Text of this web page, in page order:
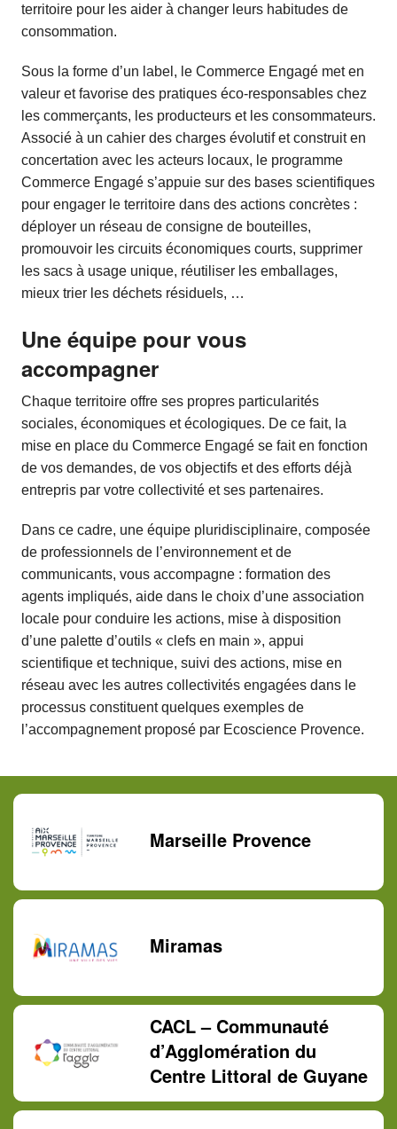
territoire pour les aider à changer leurs habitudes de
consommation.
Sous la forme d’un label, le Commerce Engagé met en
valeur et favorise des pratiques éco-responsables chez
les commerçants, les producteurs et les consommateurs.
Associé à un cahier des charges évolutif et construit en
concertation avec les acteurs locaux, le programme
Commerce Engagé s’appuie sur des bases scientifiques
pour engager le territoire dans des actions concrètes :
déployer un réseau de consigne de bouteilles,
promouvoir les circuits économiques courts, supprimer
les sacs à usage unique, réutiliser les emballages,
mieux trier les déchets résiduels, …
Une équipe pour vous
accompagner
Chaque territoire offre ses propres particularités
sociales, économiques et écologiques. De ce fait, la
mise en place du Commerce Engagé se fait en fonction
de vos demandes, de vos objectifs et des efforts déjà
entrepris par votre collectivité et ses partenaires.
Dans ce cadre, une équipe pluridisciplinaire, composée
de professionnels de l’environnement et de
communicants, vous accompagne : formation des
agents impliqués, aide dans le choix d’une association
locale pour conduire les actions, mise à disposition
d’une palette d’outils « clefs en main », appui
scientifique et technique, suivi des actions, mise en
réseau avec les autres collectivités engagées dans le
processus constituent quelques exemples de
l’accompagnement proposé par Ecoscience Provence.
Marseille Provence
Miramas
CACL – Communauté
d’Agglomération du
Centre Littoral de Guyane